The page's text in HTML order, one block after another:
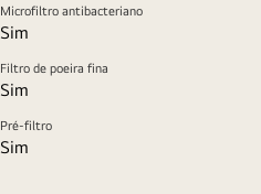
Microfiltro antibacteriano
Sim
Filtro de poeira fina
Sim
Pré-filtro
Sim